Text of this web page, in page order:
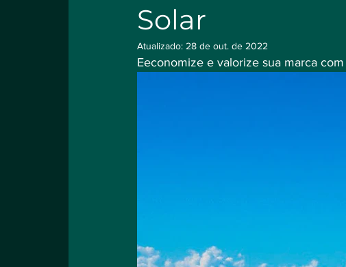
Solar
Atualizado: 28 de out. de 2022
Eeconomize e valorize sua marca